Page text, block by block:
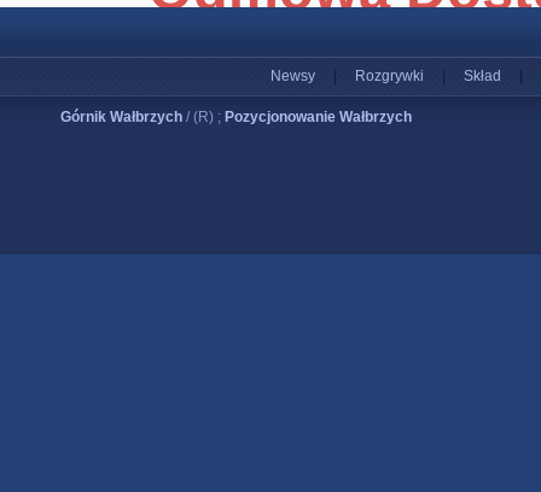
Newsy Rozgrywki Skład
Górnik Wałbrzych / (R) ; Pozycjonowanie Wałbrzych